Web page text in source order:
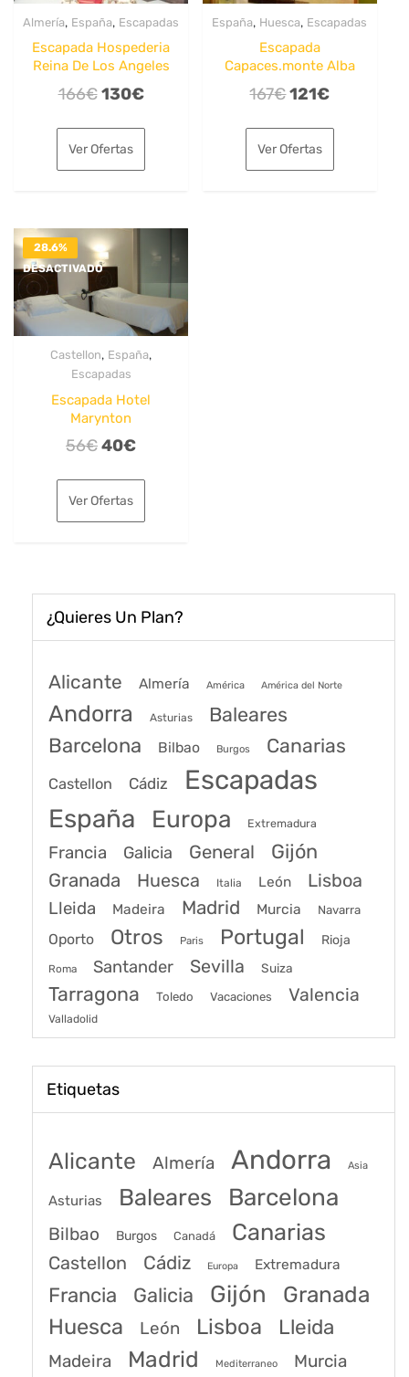
Almería, España, Escapadas
Escapada Hospederia
Reina De Los Angeles
166€ El
original
era:
130€El
es:
Ver Ofertas
España, Huesca, Escapadas
Escapada
Capaces.monte Alba
167€El
original
era:
121€El
es:
Ver Ofertas
28.6%
DESACTIVADO
Castellon, España,
Escapadas
Escapada Hotel
Marynton
56€El
original
era:
40€El
es:
Ver Ofertas
¿Quieres Un Plan?
Alicante Almería América América del Norte
Andorra Asturias Baleares
Barcelona Bilbao Burgos Canarias
Castellon Cádiz Escapadas
España Europa Extremadura
Francia Galicia General Gijón
Granada Huesca Italia León Lisboa
Lleida Madeira Madrid Murcia Navarra
Oporto Otros Paris Portugal Rioja
Roma Santander Sevilla Suiza
Tarragona Toledo Vacaciones Valencia
Valladolid
Etiquetas
Alicante Almería Andorra Asia
Asturias Baleares Barcelona
Bilbao Burgos Canadá Canarias
Castellon Cádiz Europa Extremadura
Francia Galicia Gijón Granada
Huesca León Lisboa Lleida
Madeira Madrid Mediterraneo Murcia